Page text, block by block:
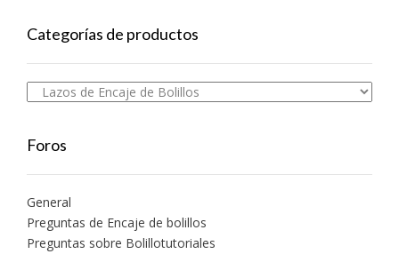
Categorías de productos
Foros
General
Preguntas de Encaje de bolillos
Preguntas sobre Bolillotutoriales